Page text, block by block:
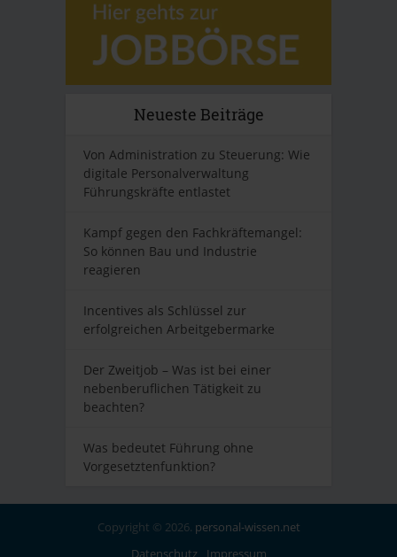
Neueste Beiträge
Von Administration zu Steuerung: Wie
digitale Personalverwaltung
Führungskräfte entlastet
Kampf gegen den Fachkräftemangel:
So können Bau und Industrie
reagieren
Incentives als Schlüssel zur
erfolgreichen Arbeitgebermarke
Der Zweitjob – Was ist bei einer
nebenberuflichen Tätigkeit zu
beachten?
Was bedeutet Führung ohne
Vorgesetztenfunktion?
Copyright © 2026. personal-wissen.net
Datenschutz
Impressum